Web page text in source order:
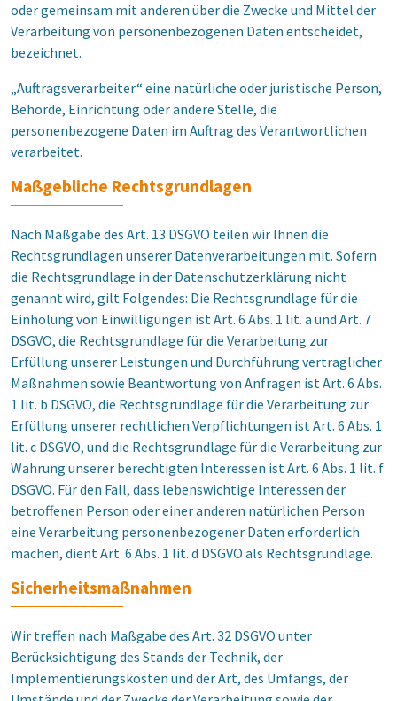
oder gemeinsam mit anderen über die Zwecke und Mittel der
Verarbeitung von personenbezogenen Daten entscheidet,
bezeichnet.
„Auftragsverarbeiter“ eine natürliche oder juristische Person,
Behörde, Einrichtung oder andere Stelle, die
personenbezogene Daten im Auftrag des Verantwortlichen
verarbeitet.
Maßgebliche Rechtsgrundlagen
Nach Maßgabe des Art. 13 DSGVO teilen wir Ihnen die
Rechtsgrundlagen unserer Datenverarbeitungen mit. Sofern
die Rechtsgrundlage in der Datenschutzerklärung nicht
genannt wird, gilt Folgendes: Die Rechtsgrundlage für die
Einholung von Einwilligungen ist Art. 6 Abs. 1 lit. a und Art. 7
DSGVO, die Rechtsgrundlage für die Verarbeitung zur
Erfüllung unserer Leistungen und Durchführung vertraglicher
Maßnahmen sowie Beantwortung von Anfragen ist Art. 6 Abs.
1 lit. b DSGVO, die Rechtsgrundlage für die Verarbeitung zur
Erfüllung unserer rechtlichen Verpflichtungen ist Art. 6 Abs. 1
lit. c DSGVO, und die Rechtsgrundlage für die Verarbeitung zur
Wahrung unserer berechtigten Interessen ist Art. 6 Abs. 1 lit. f
DSGVO. Für den Fall, dass lebenswichtige Interessen der
betroffenen Person oder einer anderen natürlichen Person
eine Verarbeitung personenbezogener Daten erforderlich
machen, dient Art. 6 Abs. 1 lit. d DSGVO als Rechtsgrundlage.
Sicherheitsmaßnahmen
Wir treffen nach Maßgabe des Art. 32 DSGVO unter
Berücksichtigung des Stands der Technik, der
Implementierungskosten und der Art, des Umfangs, der